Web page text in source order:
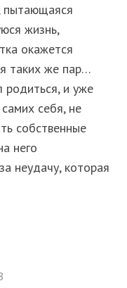
пытающаяся
жизнь,
окажется
таких же пар…
родиться, и уже
себя, не
собственные
него
неудачу, которая